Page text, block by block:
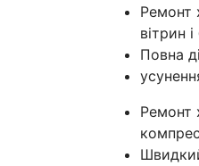
Ремонт
вітрин
Повна
Ремонт